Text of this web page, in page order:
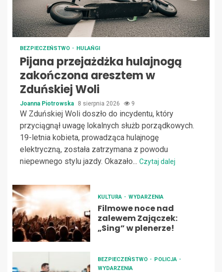
BEZPIECZEŃSTWO HULAŃGI
Pijana przejażdżka hulajnogą
zakończona aresztem w
Zduńskiej Woli
Joanna Piotrowska 8 sierpnia 2026 9
W Zduńskiej Woli doszło do incydentu, który
przyciągnął uwagę lokalnych służb porządkowych.
19-letnia kobieta, prowadząca hulajnogę
elektryczną, została zatrzymana z powodu
niepewnego stylu jazdy. Okazało... Czytaj dalej
KULTURA WYDARZENIA
Filmowe noce nad
zalewem Zajączek:
„Sing” w plenerze!
BEZPIECZEŃSTWO
POLICJA
WYDARZENIA